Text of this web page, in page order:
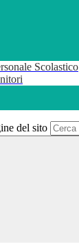
Scolastico
del sito